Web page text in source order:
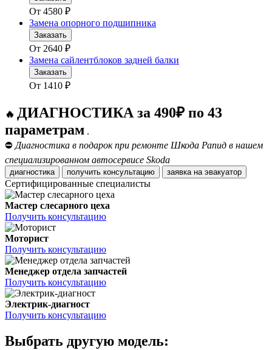
От 4580 ₽
Замена опорного подшипника
Заказать
От 2640 ₽
Замена сайлентблоков задней балки
Заказать
От 1410 ₽
🔥 ДИАГНОСТИКА за 490₽ по 43
параметрам .
⛔ Диагностика в подарок при ремонте Шкода Рапид в нашем
специализированном автосервисе Skoda
диагностика получить консультацию заявка на эвакуатор
Сертифицированные специалисты
Мастер слесарного цеха
Получить консультацию
Моторист
Получить консультацию
Менеджер отдела запчастей
Получить консультацию
Электрик-диагност
Получить консультацию
Выбрать другую модель: